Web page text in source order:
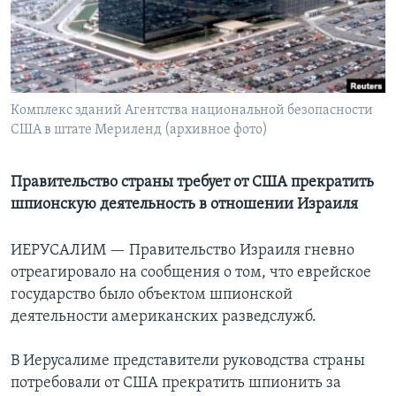
Learning English
СОЦИАЛЬНЫЕ СЕТИ
Комплекс зданий Агентства национальной безопасности
США в штате Мериленд (архивное фото)
Правительство страны требует от США прекратить
шпионскую деятельность в отношении Израиля
ИЕРУСАЛИМ — Правительство Израиля гневно
отреагировало на сообщения о том, что еврейское
государство было объектом шпионской
деятельности американских разведслужб.
В Иерусалиме представители руководства страны
потребовали от США прекратить шпионить за